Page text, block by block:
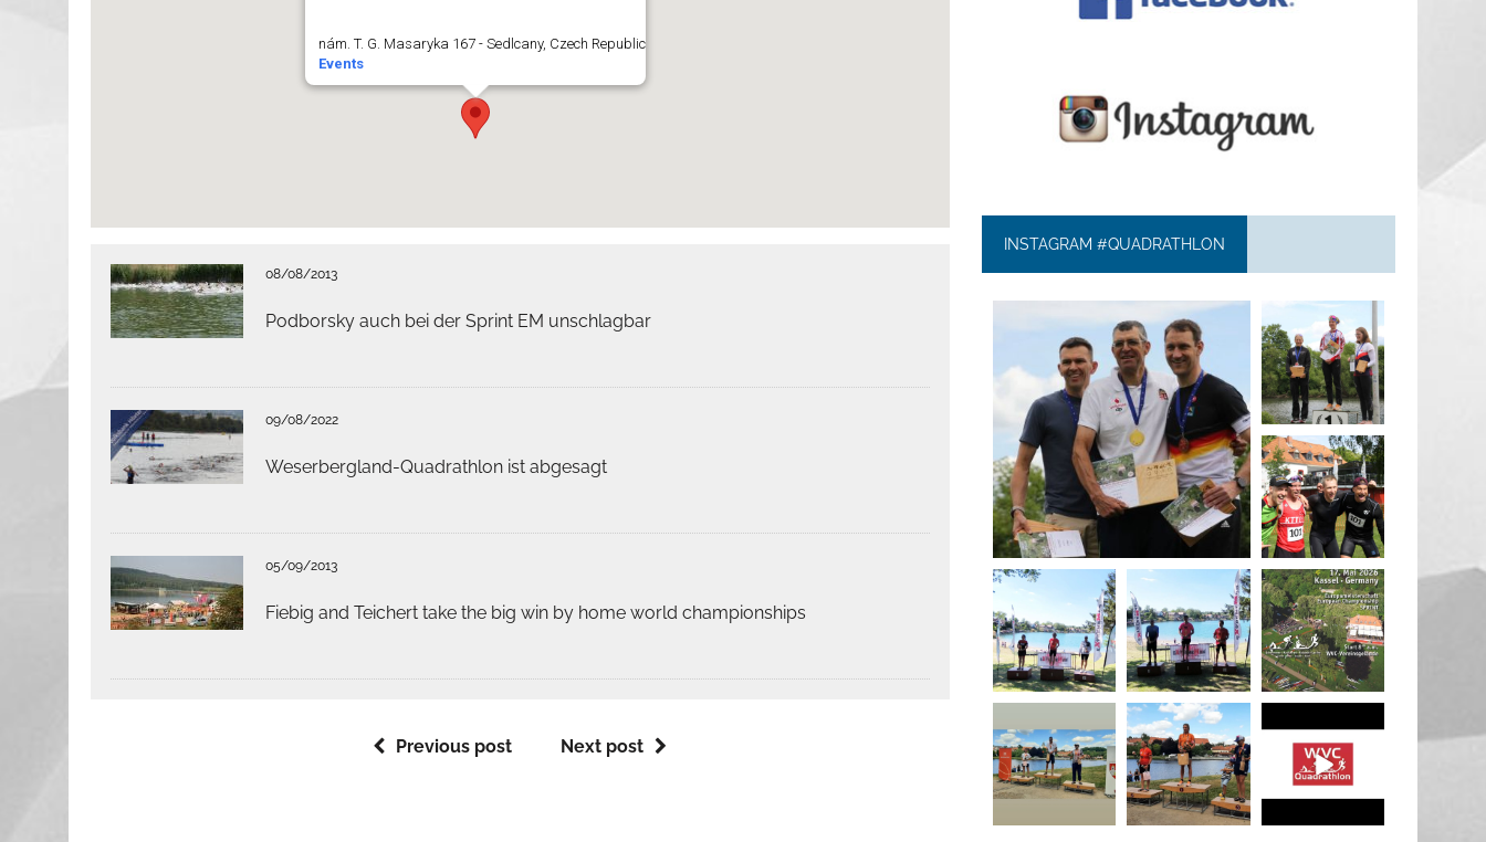
nám. T. G. Masaryka 167 - Sedlcany, Czech Republic
Events
08/08/2013
Podborsky auch bei der Sprint EM unschlagbar
09/08/2022
Weserbergland-Quadrathlon ist abgesagt
05/09/2013
Fiebig and Teichert take the big win by home world championships
Previous post Next post
INSTAGRAM #QUADRATHLON
May 26
quadrathlon
May 26
quadrathlon
May 3 May 3
quadrathlon
Jan 27
quadrathlon
Jul 6